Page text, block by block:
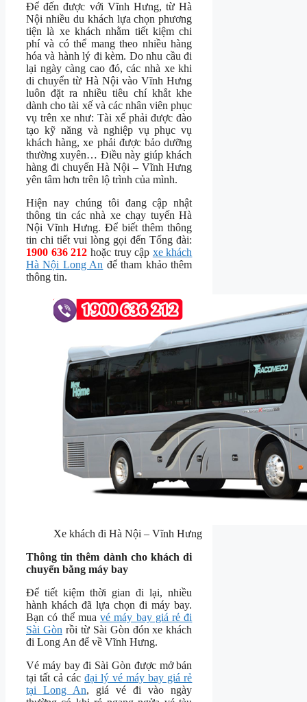
Để đến được với Vĩnh Hưng, từ Hà
Nội nhiều du khách lựa chọn phương
tiện là xe khách nhằm tiết kiệm chi
phí và có thể mang theo nhiều hàng
hóa và hành lý đi kèm. Do nhu cầu đi
lại ngày càng cao đó, các nhà xe khi
di chuyển từ Hà Nội vào Vĩnh Hưng
luôn đặt ra nhiều tiêu chí khắt khe
dành cho tài xế và các nhân viên phục
vụ trên xe như: Tài xế phải được đào
tạo kỹ năng và nghiệp vụ phục vụ
khách hàng, xe phải được bảo dưỡng
thường xuyên… Điều này giúp khách
hàng đi chuyến Hà Nội – Vĩnh Hưng
yên tâm hơn trên lộ trình của mình.
Hiện nay chúng tôi đang cập nhật
thông tin các nhà xe chạy tuyến Hà
Nội Vĩnh Hưng. Để biết thêm thông
tin chi tiết vui lòng gọi đến Tổng đài:
1900 636 212 hoặc truy cập xe khách
Hà Nội Long An để tham khảo thêm
thông tin.
Xe khách đi Hà Nội – Vĩnh Hưng
Thông tin thêm dành cho khách di
chuyển bằng máy bay
Để tiết kiệm thời gian đi lại, nhiều
hành khách đã lựa chọn đi máy bay.
Bạn có thể muavé máy bay giá rẻ đi
Sài Gòn rồi từ Sài Gòn đón xe khách
đi Long An để về Vĩnh Hưng.
Vé máy bay đi Sài Gòn được mở bán
tại tất cả cácđại lý vé máy bay giá rẻ
tại Long An, giá vé đi vào ngày